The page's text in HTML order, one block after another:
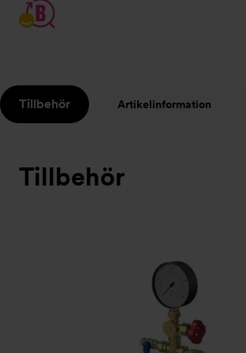
Tillbehör Artikelinformation
Tillbehör